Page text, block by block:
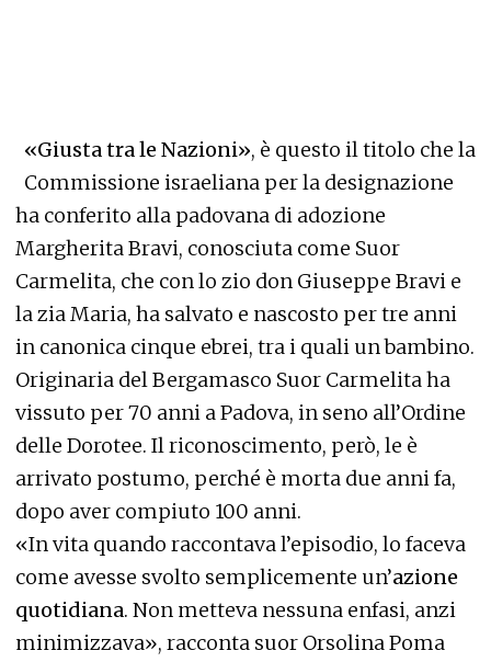
«Giusta tra le Nazioni», è questo il titolo che la
Commissione israeliana per la designazione
ha conferito alla padovana di adozione
Margherita Bravi, conosciuta come Suor
Carmelita, che con lo zio don Giuseppe Bravi e
la zia Maria, ha salvato e nascosto per tre anni
in canonica cinque ebrei, tra i quali un bambino.
Originaria del Bergamasco Suor Carmelita ha
vissuto per 70 anni a Padova, in seno all’Ordine
delle Dorotee. Il riconoscimento, però, le è
arrivato postumo, perché è morta due anni fa,
dopo aver compiuto 100 anni.
«In vita quando raccontava l’episodio, lo faceva
come avesse svolto semplicemente un’azione
quotidiana. Non metteva nessuna enfasi, anzi
minimizzava», racconta suor Orsolina Poma